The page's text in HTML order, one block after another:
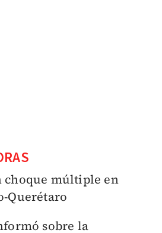
choque múltiple en
Querétaro
sobre la